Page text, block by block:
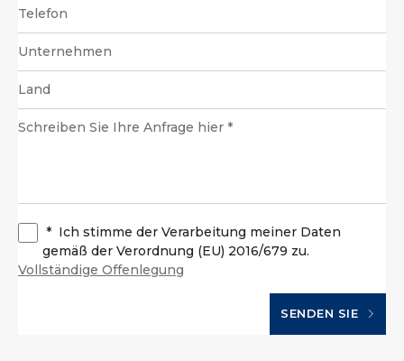
* Ich stimme der Verarbeitung meiner Daten
gemäß der Verordnung (EU) 2016/679 zu.
Vollständige Offenlegung
SENDEN SIE